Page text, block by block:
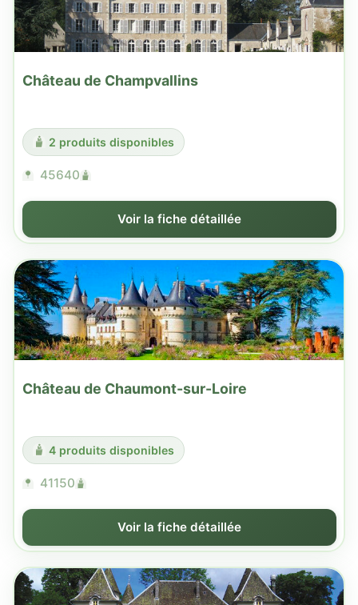
Château de Champvallins
2 produits disponibles
45640
Voir la fiche détaillée
Château de Chaumont-sur-Loire
4 produits disponibles
41150
Voir la fiche détaillée